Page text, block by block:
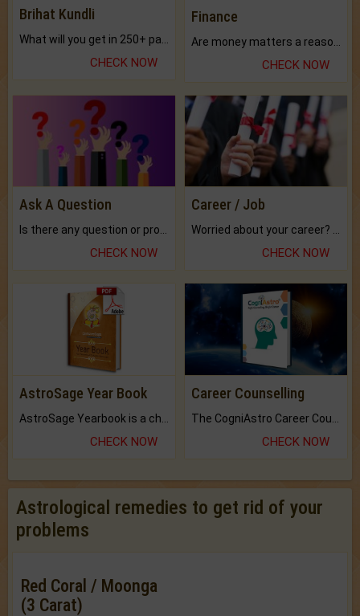
Brihat Kundli
CHECK NOW
Finance
CHECK NOW
Ask A Question
CHECK NOW
Career / Job
CHECK NOW
AstroSage Year Book
CHECK NOW
Career Counselling
CHECK NOW
Astrological remedies to get rid of your
problems
Red Coral / Moonga
(3 Carat)